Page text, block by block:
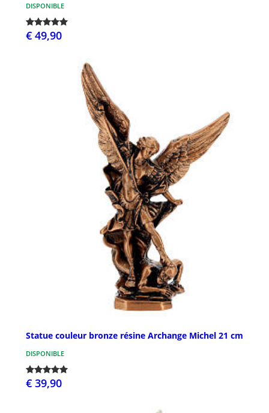
DISPONIBLE
€ 49,90
Statue couleur bronze résine Archange Michel 21 cm
DISPONIBLE
€ 39,90